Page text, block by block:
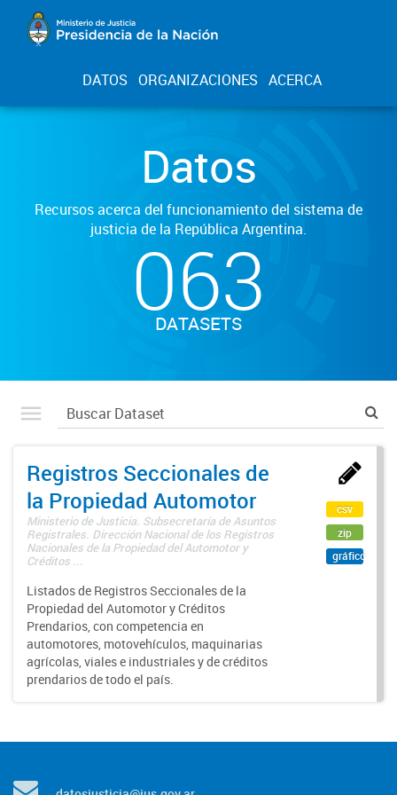
DATOS ORGANIZACIONES ACERCA
Datos
Recursos acerca del funcionamiento del sistema de
justicia de la República Argentina.
063
DATASETS
Registros Seccionales de
la Propiedad Automotor
Ministerio de Justicia. Subsecretaría de Asuntos
Registrales. Dirección Nacional de los Registros
Nacionales de la Propiedad del Automotor y
Créditos ...
Listados de Registros Seccionales de la
Propiedad del Automotor y Créditos
Prendarios, con competencia en
automotores, motovehículos, maquinarias
agrícolas, viales e industriales y de créditos
prendarios de todo el país.
csv
zip
gráfico